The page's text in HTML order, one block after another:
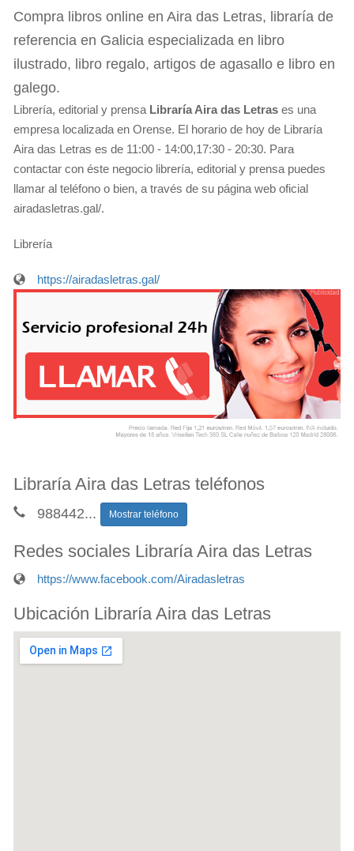
Compra libros online en Aira das Letras, libraría de
referencia en Galicia especializada en libro
ilustrado, libro regalo, artigos de agasallo e libro en
galego.
Librería, editorial y prensa Libraría Aira das Letras es una
empresa localizada en Orense. El horario de hoy de Libraría
Aira das Letras es de 11:00 - 14:00,17:30 - 20:30. Para
contactar con éste negocio librería, editorial y prensa puedes
llamar al teléfono o bien, a través de su página web oficial
airadasletras.gal/.
Librería
https://airadasletras.gal/
Libraría Aira das Letras teléfonos
988442... Mostrar teléfono
Redes sociales Libraría Aira das Letras
https://www.facebook.com/Airadasletras
Ubicación Libraría Aira das Letras